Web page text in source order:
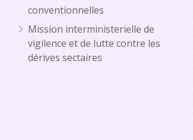
conventionnelles
Mission interministerielle de
vigilence et de lutte contre les
dérives sectaires